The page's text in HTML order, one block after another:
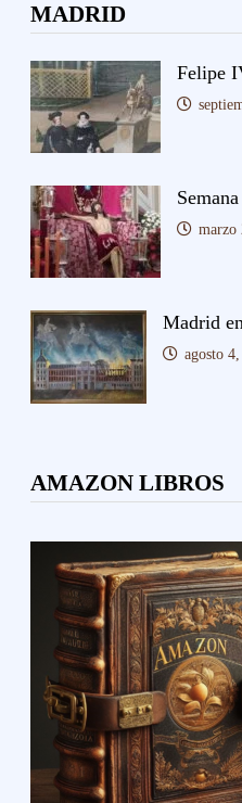
MADRID
Felipe
marzo
Madrid
agosto
AMAZON LIBROS